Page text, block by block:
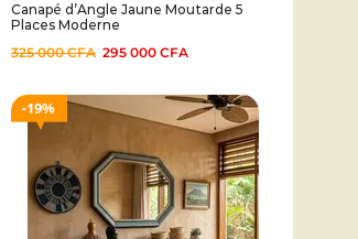
Canapé d’Angle Jaune Moutarde 5
Places Moderne
325 000CFA 295 000 CFA
19%